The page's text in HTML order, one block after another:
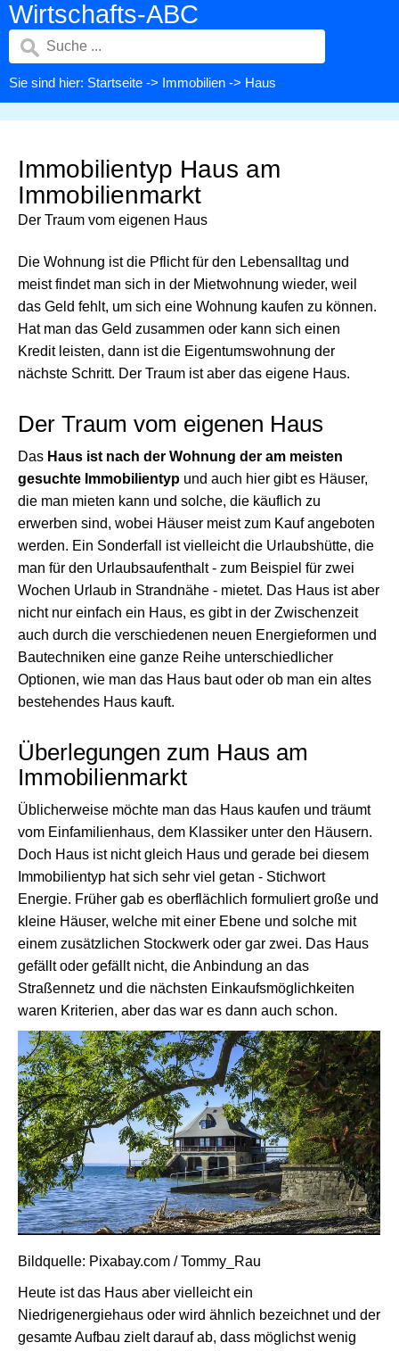
Wirtschafts-ABC
Sie sind hier: Startseite -> Immobilien -> Haus
Immobilientyp Haus am
Immobilienmarkt
Der Traum vom eigenen Haus
Die Wohnung ist die Pflicht für den Lebensalltag und
meist findet man sich in der Mietwohnung wieder, weil
das Geld fehlt, um sich eine Wohnung kaufen zu können.
Hat man das Geld zusammen oder kann sich einen
Kredit leisten, dann ist die Eigentumswohnung der
nächste Schritt. Der Traum ist aber das eigene Haus.
Der Traum vom eigenen Haus
Das Haus ist nach der Wohnung der am meisten
gesuchte Immobilientyp und auch hier gibt es Häuser,
die man mieten kann und solche, die käuflich zu
erwerben sind, wobei Häuser meist zum Kauf angeboten
werden. Ein Sonderfall ist vielleicht die Urlaubshütte, die
man für den Urlaubsaufenthalt - zum Beispiel für zwei
Wochen Urlaub in Strandnähe - mietet. Das Haus ist aber
nicht nur einfach ein Haus, es gibt in der Zwischenzeit
auch durch die verschiedenen neuen Energieformen und
Bautechniken eine ganze Reihe unterschiedlicher
Optionen, wie man das Haus baut oder ob man ein altes
bestehendes Haus kauft.
Überlegungen zum Haus am
Immobilienmarkt
Üblicherweise möchte man das Haus kaufen und träumt
vom Einfamilienhaus, dem Klassiker unter den Häusern.
Doch Haus ist nicht gleich Haus und gerade bei diesem
Immobilientyp hat sich sehr viel getan - Stichwort
Energie. Früher gab es oberflächlich formuliert große und
kleine Häuser, welche mit einer Ebene und solche mit
einem zusätzlichen Stockwerk oder gar zwei. Das Haus
gefällt oder gefällt nicht, die Anbindung an das
Straßennetz und die nächsten Einkaufsmöglichkeiten
waren Kriterien, aber das war es dann auch schon.
Bildquelle: Pixabay.com / Tommy_Rau
Heute ist das Haus aber vielleicht ein
Niedrigenergiehaus oder wird ähnlich bezeichnet und der
gesamte Aufbau zielt darauf ab, dass möglichst wenig